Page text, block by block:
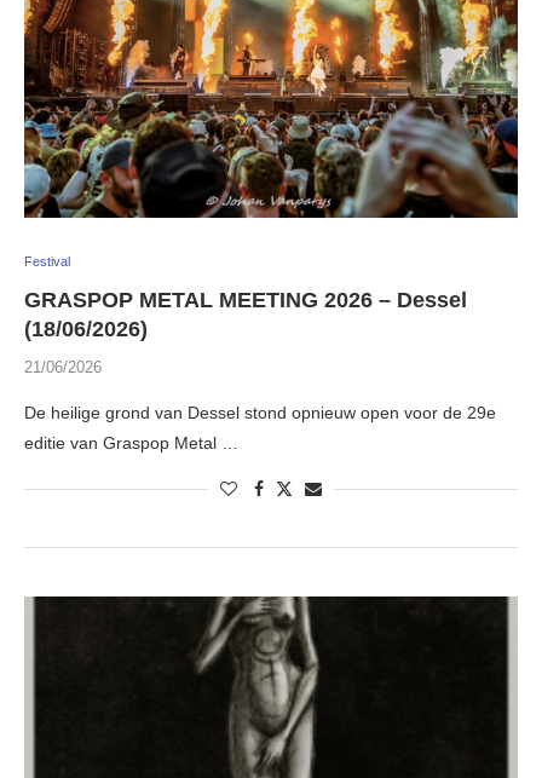
Festival
GRASPOP METAL MEETING 2026 – Dessel
(18/06/2026)
21/06/2026
De heilige grond van Dessel stond opnieuw open voor de 29e
editie van Graspop Metal …